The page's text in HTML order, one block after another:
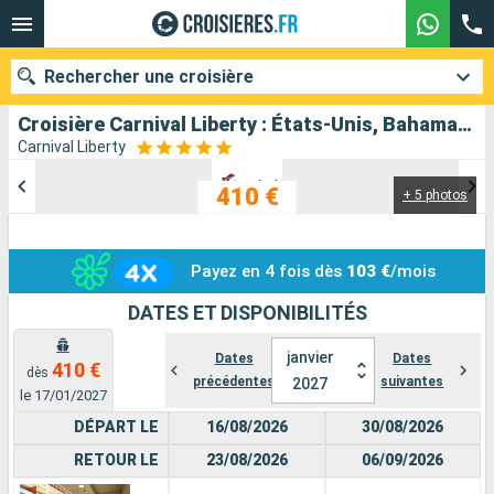
Croisière Carnival Liberty : États-Unis, Bahamas au départ de Nouvelle-Orleans
Carnival Liberty
+ 5 photos
410 €
Payez en 4 fois dès 103 €/mois
DATES ET DISPONIBILITÉS
dès 410 €
le 17/01/2027
Dates
précédentes
janvier
2027
Dates
suivantes
DÉPART LE
RETOUR LE
16/08/2026
23/08/2026
30/08/2026
06/09/2026
Rechercher une croisière
Mois de départ
Ports Compagnies
Rechercher